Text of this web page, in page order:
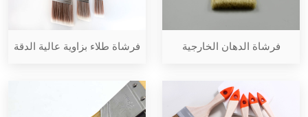
فرشاة الدهان الخارجية فرشاة طلاء بزاوية عالية الدقة